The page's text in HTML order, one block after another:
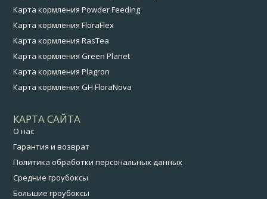
Карта кормления Powder Feeding
Карта кормления FloraFlex
Карта кормления RasTea
Карта кормления Green Planet
Карта кормления Plagron
Карта кормления GH FloraNova
КАРТА САЙТА
О нас
Гарантия и возврат
Политика обработки персональных данных
Средние гроубоксы
Большие гроубоксы